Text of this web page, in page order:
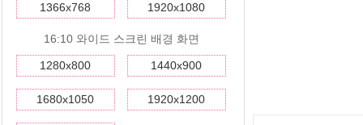
1366x768 1920x1080
16:10 와이드 스크린 배경 화면
1280x800 1440x900
1680x1050 1920x1200